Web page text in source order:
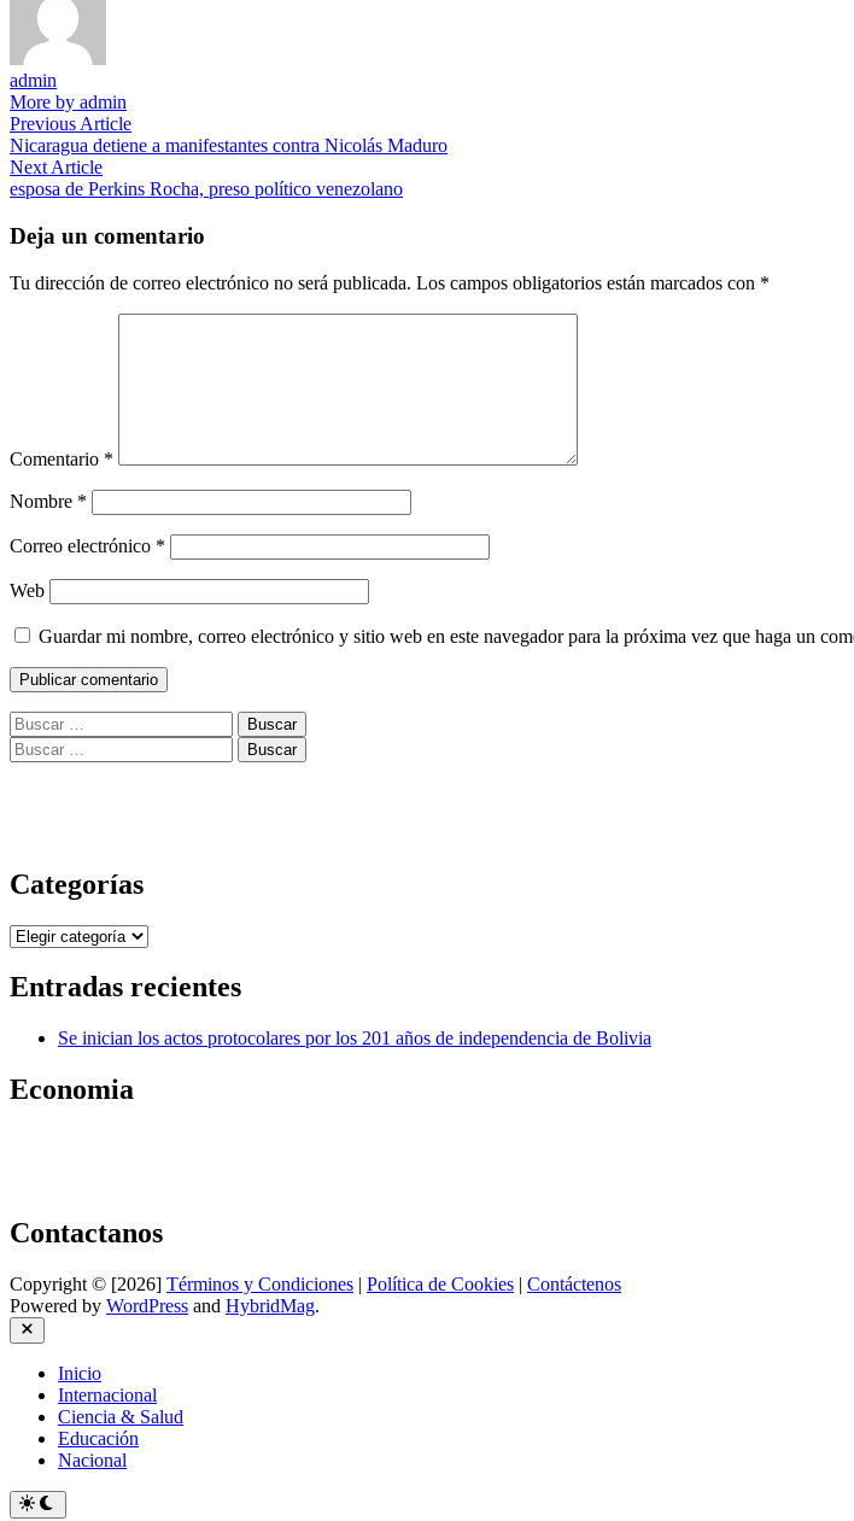
admin
More by admin
Navegación
de
entradas
Previous ArticlePrevious
article:
Nicaragua detiene a manifestantes contra Nicolás Maduro
Next ArticleNext
article:
esposa de Perkins Rocha, preso político venezolano
Deja un comentario
Tu dirección de correo electrónico no será publicada. Los campos obligatorios están marcados con *
Comentario *
Nombre *
Correo electrónico *
Web
Guardar mi nombre, correo electrónico y sitio web en este navegador para la próxima vez que haga un
Buscar:
Buscar:
Categorías
Categorías
Entradas recientes
Se inician los actos protocolares por los 201 años de independencia de Bolivia
Economia
Contactanos
Copyright © [2026] Términos y Condiciones | Política de Cookies | Contáctenos
Powered by WordPress and HybridMag.
Close
Inicio
Internacional
Ciencia & Salud
Educación
Nacional
Switch